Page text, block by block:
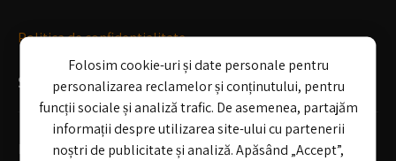
Politica de confidentialitate
SERVICII
Mecanica auto
Folosim cookie-uri și date personale pentru
personalizarea reclamelor și conținutului, pentru
funcții sociale și analiză trafic. De asemenea, partajăm
informații despre utilizarea site-ului cu partenerii
noștri de publicitate și analiză. Apăsând „Accept”,